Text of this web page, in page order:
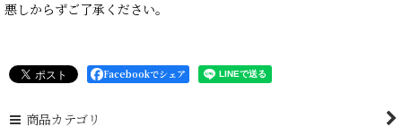
悪しからずご了承ください。
Facebookでシェア
商品カテゴリ